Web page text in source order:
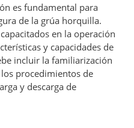
es fundamental para
de la grúa horquilla.
en la operación
y capacidades de
incluir la familiarización
procedimientos de
y descarga de